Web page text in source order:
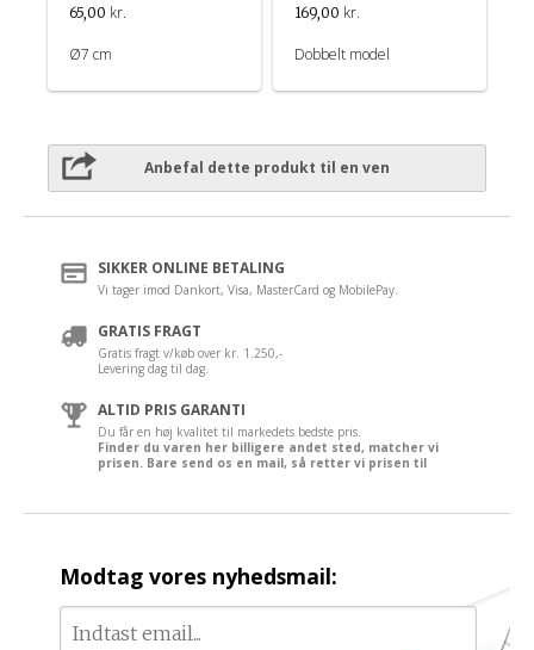
65,00 kr.
Ø7 cm
169,00 kr.
Dobbelt model
Anbefal dette produkt til en ven
SIKKER ONLINE BETALING
Vi tager imod Dankort, Visa, MasterCard og MobilePay.
GRATIS FRAGT
Gratis fragt v/køb over kr. 1.250,-
Levering dag til dag.
ALTID PRIS GARANTI
Du får en høj kvalitet til markedets bedste pris.
Finder du varen her billigere andet sted, matcher vi
prisen. Bare send os en mail, så retter vi prisen til
Modtag vores nyhedsmail: